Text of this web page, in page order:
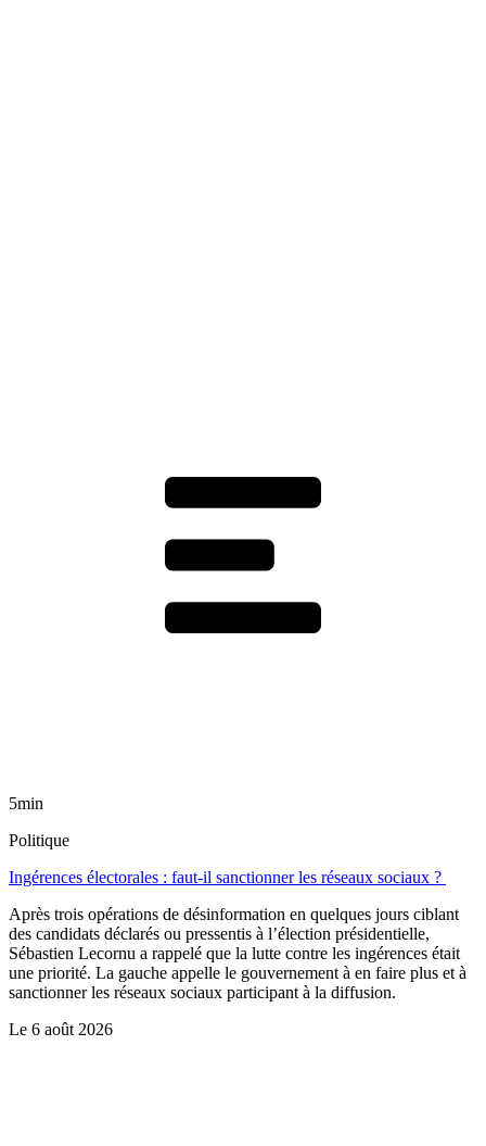
5min
Politique
Ingérences électorales : faut-il sanctionner les réseaux sociaux ?
Après trois opérations de désinformation en quelques jours ciblant
des candidats déclarés ou pressentis à l’élection présidentielle,
Sébastien Lecornu a rappelé que la lutte contre les ingérences était
une priorité. La gauche appelle le gouvernement à en faire plus et à
sanctionner les réseaux sociaux participant à la diffusion.
Le 6 août 2026